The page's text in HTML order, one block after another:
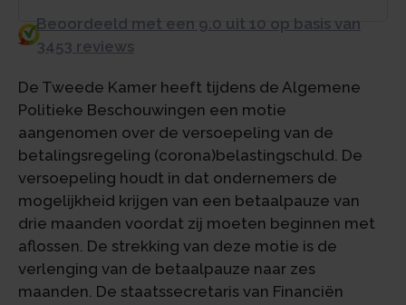
Beoordeeld met een 9.0 uit 10 op basis van
3453 reviews
De Tweede Kamer heeft tijdens de Algemene
Politieke Beschouwingen een motie
aangenomen over de versoepeling van de
betalingsregeling (corona)belastingschuld. De
versoepeling houdt in dat ondernemers de
mogelijkheid krijgen van een betaalpauze van
drie maanden voordat zij moeten beginnen met
aflossen. De strekking van deze motie is de
verlenging van de betaalpauze naar zes
maanden. De staatssecretaris van Financiën